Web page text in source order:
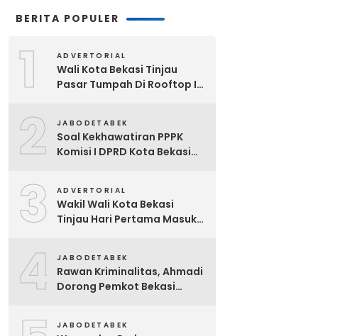
BERITA POPULER
1 ADVERTORIAL
Wali Kota Bekasi Tinjau
Pasar Tumpah Di Rooftop I
Disiapkan Bertahap
2 JABODETABEK
Soal Kekhawatiran PPPK
Komisi I DPRD Kota Bekasi
3 ADVERTORIAL
Wakil Wali Kota Bekasi
Tinjau Hari Pertama Masuk
Ajaran Baru 2026
4 JABODETABEK
Rawan Kriminalitas, Ahmadi
Dorong Pemkot Bekasi
JABODETABEK